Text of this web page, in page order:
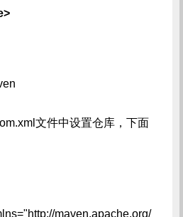
文件中设置仓库，下面
maven.apache.org/